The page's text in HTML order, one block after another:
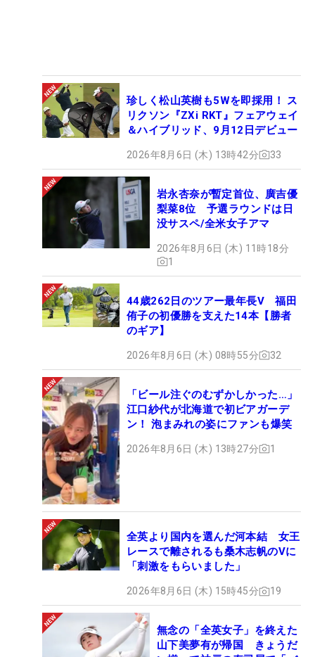
珍しく松山英樹も5Wを即採用！ ス
リクソン『ZXi RKT』フェアウェイ
＆ハイブリッド、9月12日デビュー
2026年8月6日 (木) 13時42分 33
岩永杏奈が暫定首位、廣吉優
梨菜8位 予選ラウンドは日
没サスペ/全米女子アマ
2026年8月6日 (木) 11時18分
1
44歳262日のツアー最年長V 福田
侑子の初優勝を支えた14本【勝者
のギア】
2026年8月6日 (木) 08時55分 32
「ビール注ぐのむずかしかった…」
江口紗代が北海道で初ビアガーデ
ン！ 泡まみれの姿にファンも爆笑
2026年8月6日 (木) 13時27分 1
全英より国内を選んだ河本結 女王
レースで離されるも桑木志帆のVに
「刺激をもらいました」
2026年8月6日 (木) 15時45分 19
無念の「全英女子」を終えた
山下美夢有が帰国 きょうだ